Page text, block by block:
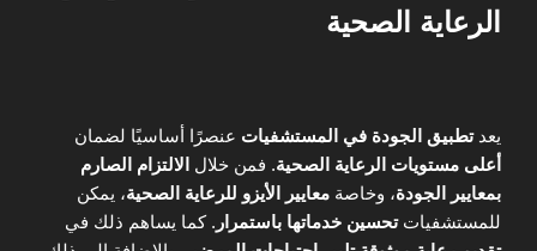
الرعاية الصحية
يعدتطبيق الجودة في المستشفيات عنصرًا أساسيًا لضمان
أعلى مستويات الرعاية الصحية. فمن خلال الالتزام الصارم
بمعايير الجودة، وخاصة معايير الأيزو للرعاية الصحية، يمكن
للمستشفياتتحسين خدماتها باستمرار . كما يساهم ذلك في